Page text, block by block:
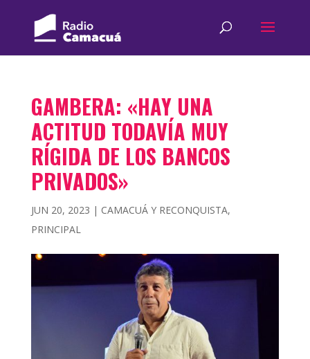
GAMBERA: «HAY UNA
ACTITUD TODAVÍA MUY
RÍGIDA DE LOS BANCOS
PRIVADOS»
JUN 20, 2023 | CAMACUÁ Y RECONQUISTA,
PRINCIPAL